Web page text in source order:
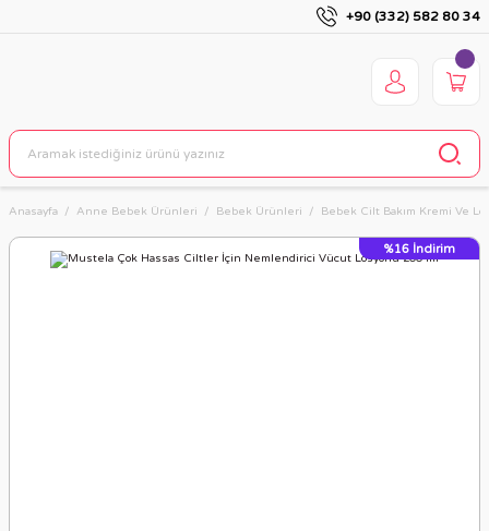
+90 (332) 582 80 34
Anasayfa Anne Bebek Ürünleri Bebek Ürünleri Bebek Cilt Bakım Kremi Ve
%16 İndirim